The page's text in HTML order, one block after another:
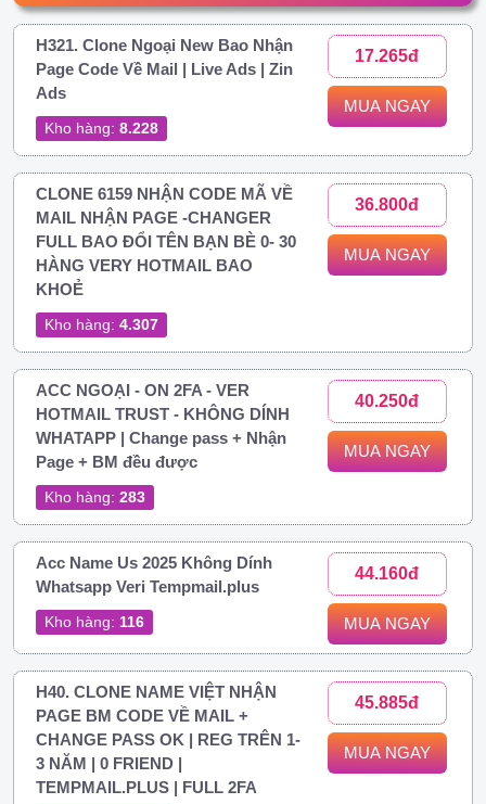
H321. Clone Ngoại New Bao Nhận
Page Code Về Mail | Live Ads | Zin
Ads
Kho hàng: 8.228
17.265đ
MUA NGAY
CLONE 6159 NHẬN CODE MÃ VỀ
MAIL NHẬN PAGE -CHANGER
FULL BAO ĐỔI TÊN BẠN BÈ 0- 30
HÀNG VERY HOTMAIL BAO
KHOẺ
Kho hàng: 4.307
36.800đ
MUA NGAY
ACC NGOẠI - ON 2FA - VER
HOTMAIL TRUST - KHÔNG DÍNH
WHATAPP | Change pass + Nhận
Page + BM đều được
Kho hàng: 283
40.250đ
MUA NGAY
Acc Name Us 2025 Không Dính
Whatsapp Veri Tempmail.plus
Kho hàng: 116
44.160đ
MUA NGAY
H40. CLONE NAME VIỆT NHẬN
PAGE BM CODE VỀ MAIL +
CHANGE PASS OK | REG TRÊN 1-
3 NĂM | 0 FRIEND |
TEMPMAIL.PLUS | FULL 2FA
45.885đ
MUA NGAY